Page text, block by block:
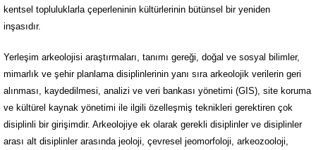
kentsel topluluklarla çeperleninin kültürlerinin bütünsel bir yeniden
inşasıdır.
Yerleşim arkeolojisi araştırmaları, tanımı gereği, doğal ve sosyal bilimler,
mimarlık ve şehir planlama disiplinlerinin yanı sıra arkeolojik verilerin geri
alınması, kaydedilmesi, analizi ve veri bankası yönetimi (GIS), site koruma
ve kültürel kaynak yönetimi ile ilgili özelleşmiş teknikleri gerektiren çok
disiplinli bir girişimdir. Arkeolojiye ek olarak gerekli disiplinler ve disiplinler
arası alt disiplinler arasında jeoloji, çevresel jeomorfoloji, arkeozooloji,